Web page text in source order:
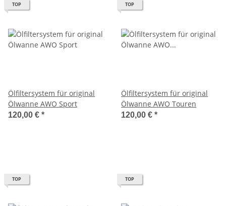
TOP
Ölfiltersystem für original
Ölwanne AWO Sport
120,00 € *
TOP
Ölfiltersystem für original
Ölwanne AWO Touren
120,00 € *
TOP TOP